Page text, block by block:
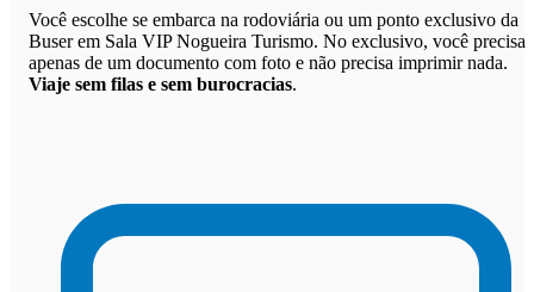
Você escolhe se embarca na rodoviária ou um ponto exclusivo da
Buser em Sala VIP Nogueira Turismo. No exclusivo, você precisa
apenas de um documento com foto e não precisa imprimir nada.
Viaje sem filas e sem burocracias.